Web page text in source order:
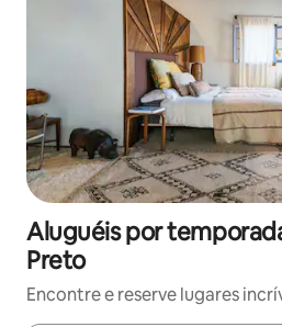
Aluguéis por
Preto
Encontre e reserve lugares